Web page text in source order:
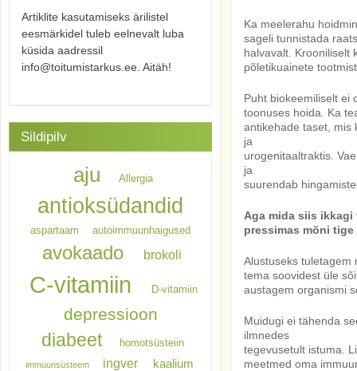
Ka meelerahu
sageli tunnistada
halvavalt. Krooniliselt
põletikuainete
Puht biokeemiliselt ei
toonuses hoida. Ka
antikehade taset, mis
ja
urogenitaaltraktis.
ja
suurendab
Aga mida siis
pressimas mõni
Alustuseks tuletagem
tema soovidest üle
austagem organismi
Muidugi ei tähenda
ilmnedes
tegevusetult istuma.
meetmed oma
Artiklite kasutamiseks ärilistel
eesmärkidel tuleb eelnevalt luba
küsida aadressil
info@toitumistarkus.ee. Aitäh!
Sildipilv
aju Allergia
antioksüdandid
aspartaam autoimmuunhaigused
avokaado brokoli
C-vitamiin D-vitamiin
depressioon
diabeet homotsüsteiin
immuunsüsteem ingver kaalium